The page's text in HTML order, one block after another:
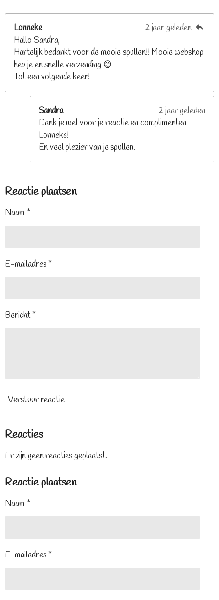
Lonneke
2 jaar geleden
Hallo Sandra,
Hartelijk bedankt voor de mooie spullen!! Mooie webshop
heb je en snelle verzending 😊
Tot een volgende keer!
Sandra
2 jaar geleden
Dank je wel voor je reactie en complimenten
Lonneke!
En veel plezier van je spullen.
Reactie plaatsen
Naam *
E-mailadres *
Bericht *
Verstuur reactie
Reacties
Er zijn geen reacties geplaatst.
Reactie plaatsen
Naam *
E-mailadres *